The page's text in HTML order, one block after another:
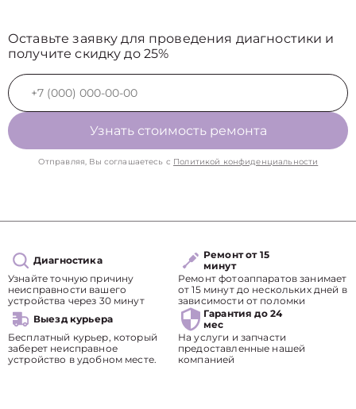
Оставьте заявку для проведения диагностики и
получите скидку до 25%
Узнать стоимость ремонта
Отправляя, Вы соглашаетесь с Политикой конфиденциальности
Диагностика
Узнайте точную причину
неисправности вашего
устройства через 30 минут
Ремонт от 15
минут
Ремонт фотоаппаратов занимает
от 15 минут до нескольких дней в
зависимости от поломки
Выезд курьера
Бесплатный курьер, который
заберет неисправное
устройство в удобном месте.
Гарантия до 24
мес
На услуги и запчасти
предоставленные нашей
компанией